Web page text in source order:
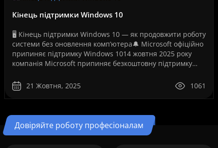
Кінець підтримки Windows 10
🖥️ Кінець підтримки Windows 10 — як продовжити роботу
системи без оновлення комп’ютера🔔 Microsoft офіційно
припиняє підтримку Windows 1014 жовтня 2025 року
компанія Microsoft припиняє безкоштовну підтримку
21 Жовтня, 2025
1061
Довіряйте роботу професіоналам